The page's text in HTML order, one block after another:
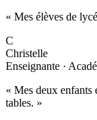
« Mes élèves de
C
Christelle
Enseignante ·
« Mes deux enfants
tables. »